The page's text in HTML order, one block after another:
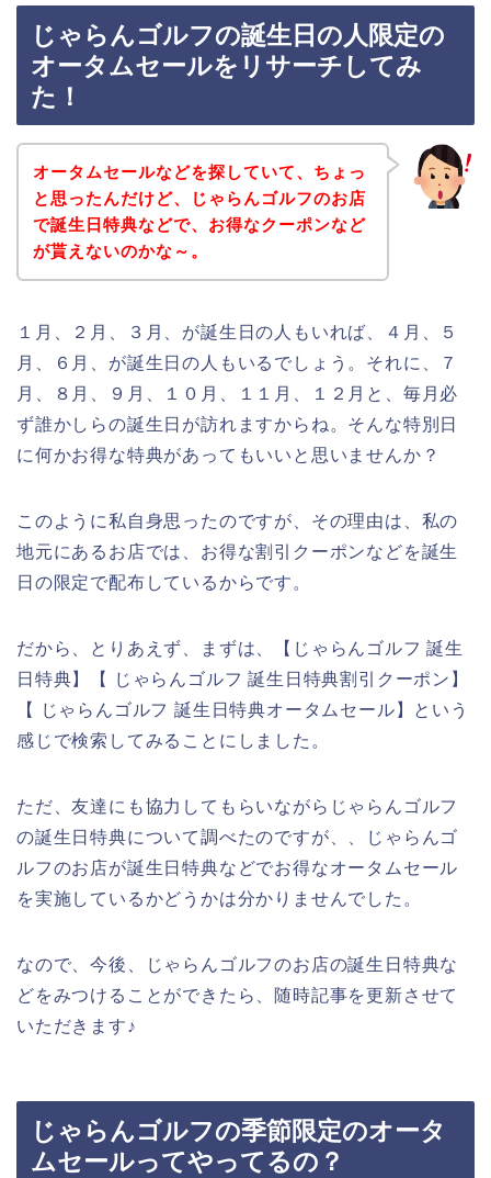
じゃらんゴルフの誕生日の人限定の
オータムセールをリサーチしてみ
た！
オータムセールなどを探していて、ちょっ
と思ったんだけど、じゃらんゴルフのお店
で誕生日特典などで、お得なクーポンなど
が貰えないのかな～。
１月、２月、３月、が誕生日の人もいれば、４月、５
月、６月、が誕生日の人もいるでしょう。それに、７
月、８月、９月、１０月、１１月、１２月と、毎月必
ず誰かしらの誕生日が訪れますからね。そんな特別日
に何かお得な特典があってもいいと思いませんか？
このように私自身思ったのですが、その理由は、私の
地元にあるお店では、お得な割引クーポンなどを誕生
日の限定で配布しているからです。
だから、とりあえず、まずは、【じゃらんゴルフ 誕生
日特典】【 じゃらんゴルフ 誕生日特典割引クーポン】
【 じゃらんゴルフ 誕生日特典オータムセール】という
感じで検索してみることにしました。
ただ、友達にも協力してもらいながらじゃらんゴルフ
の誕生日特典について調べたのですが、、じゃらんゴ
ルフのお店が誕生日特典などでお得なオータムセール
を実施しているかどうかは分かりませんでした。
なので、今後、じゃらんゴルフのお店の誕生日特典な
どをみつけることができたら、随時記事を更新させて
いただきます♪
じゃらんゴルフの季節限定のオータ
ムセールってやってるの？